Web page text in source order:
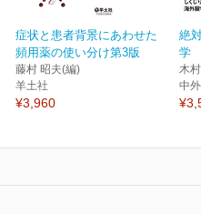
症状と患者背景にあわせた
頻用薬の使い分け第3版
藤村 昭夫(編)
羊土社
¥3,960
絶
学
木
中